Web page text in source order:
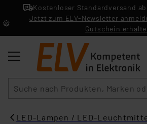
Kostenloser Standardversand
Jetzt zum ELV-Newsletter
Gutschein
LED-Lampen / LED-